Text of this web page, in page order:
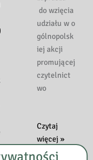
do wzięcia
udziału w o
gólnopolsk
iej akcji
promującej
czytelnict
wo
KLIMAT
NA
CZYTANIE
Czytaj
więcej »